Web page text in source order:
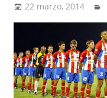
22 marzo, 2014